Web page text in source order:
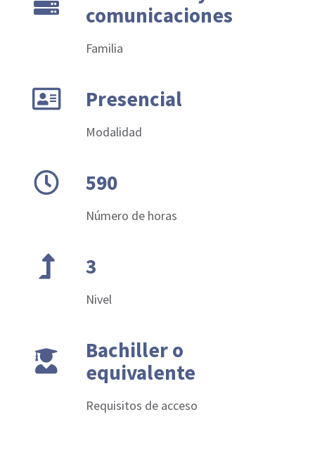
comunicaciones
Familia
Presencial
Modalidad
590
Número de horas
3
Nivel
Bachiller o
equivalente
Requisitos de acceso